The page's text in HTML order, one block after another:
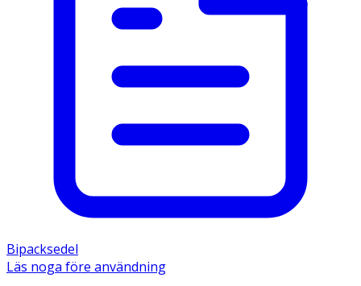
Bipacksedel
Läs noga före användning